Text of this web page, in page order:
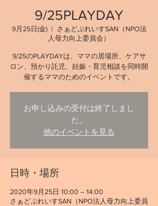
9/25PLAYDAY
9月25日(金)
  |
さぁどぷれいすSAN（NPO法
人母力向上委員会）
9/25のPLAYDAYは、ママの居場所、ケアサ
ロン、預かり託児、妊娠・育児相談を同時開
催するママのためのイベントです。
お申し込みの受付は終了しまし
た。
他のイベントを見る
日時・場所
2020年9月25日 10:00 – 14:00
さぁどぷれいすSAN（NPO法人母力向上委員